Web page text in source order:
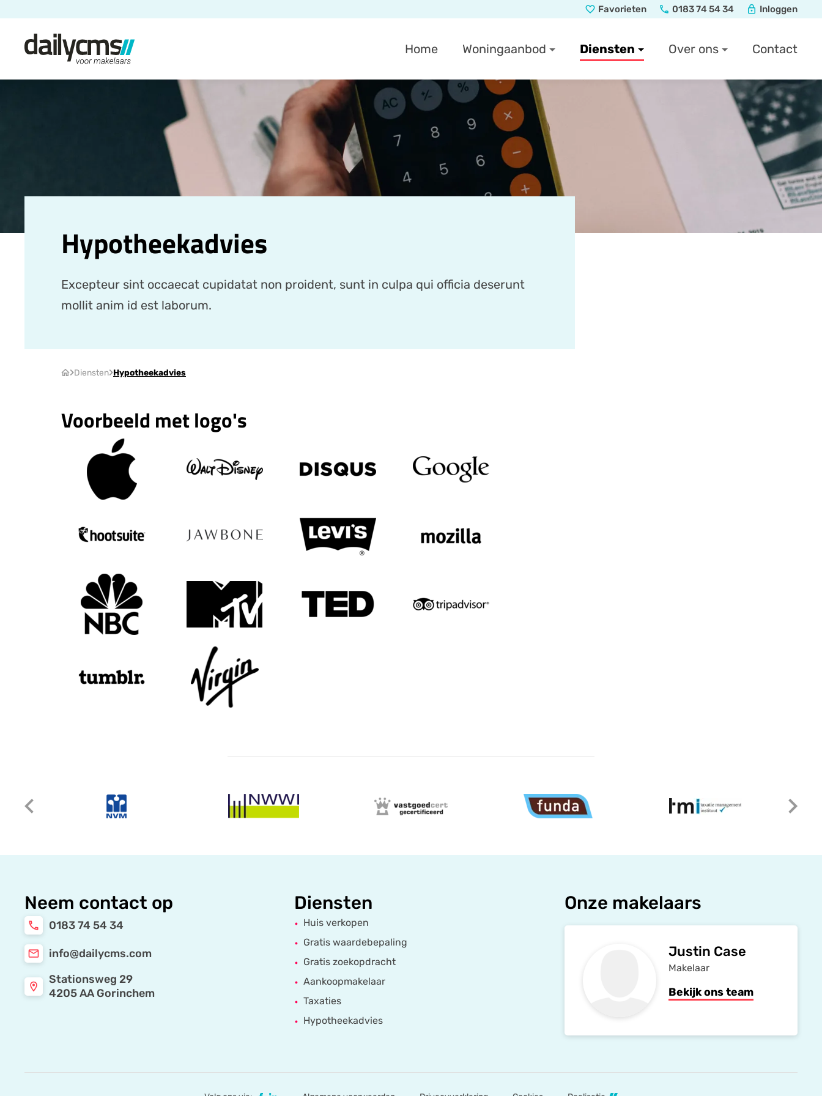
favorite_border Favorieten local_phone 0183 74 54 34 lock Inloggen
Home Woningaanbod Diensten Over ons Contact
Hypotheekadvies
Excepteur sint occaecat cupidatat non proident, sunt in culpa qui officia deserunt
mollit anim id est laborum.
Diensten Hypotheekadvies
Voorbeeld met logo's
Neem contact op
local_phone 0183 74 54 34
mail info@dailycms.com
location_on
Stationsweg 29
4205 AA Gorinchem
Diensten
Huis verkopen
Gratis waardebepaling
Gratis zoekopdracht
Aankoopmakelaar
Taxaties
Hypotheekadvies
Onze makelaars
Justin Case
Makelaar
Bekijk ons team